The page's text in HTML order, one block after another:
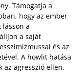
Támogatja a
hogy az ember
lásson a
a saját
és az
A howlit hatása
az agresszió ellen.